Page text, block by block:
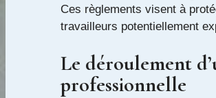
Ces règlements visent à
travailleurs potentiellement
Le déroulement
professionnelle